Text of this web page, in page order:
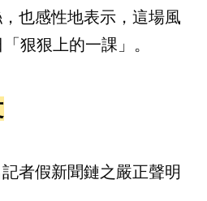
也感性地表示，這場風
狠狠上的一課」。
者假新聞鏈之嚴正聲明